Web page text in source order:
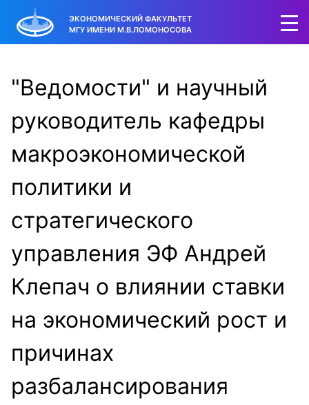
ЭКОНОМИЧЕСКИЙ ФАКУЛЬТЕТ
МГУ ИМЕНИ М.В.ЛОМОНОСОВА
"Ведомости" и научный
руководитель кафедры
макроэкономической
политики и
стратегического
управления ЭФ Андрей
Клепач о влиянии ставки
на экономический рост и
причинах
разбалансирования